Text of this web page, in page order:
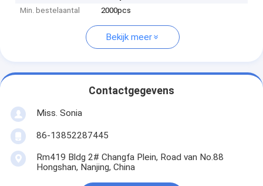
Min. bestelaantal
2000pcs
Bekijk meer
Contactgegevens
Miss. Sonia
86-13852287445
Rm419 Bldg 2# Changfa Plein, Road van No.88
Hongshan, Nanjing, China